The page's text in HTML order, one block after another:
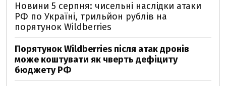
Новини 5 серпня: чисельні наслідки атаки
РФ по Україні, трильйон рублів на
порятунок Wildberries
Порятунок Wildberries після атак дронів
може коштувати як чверть дефіциту
бюджету РФ